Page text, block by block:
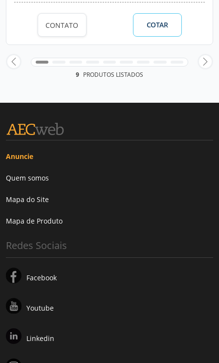
CONTATO COTAR
9 PRODUTOS LISTADOS
Anuncie
Quem somos
Mapa do Site
Mapa de Produto
Redes Sociais
Facebook
Youtube
Linkedin